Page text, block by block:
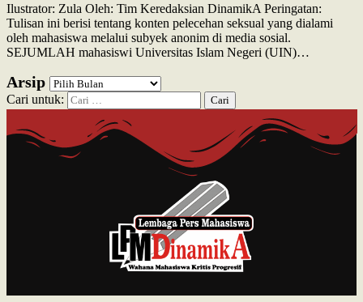
Ilustrator: Zula Oleh: Tim Keredaksian DinamikA Peringatan:
Tulisan ini berisi tentang konten pelecehan seksual yang dialami
oleh mahasiswa melalui subyek anonim di media sosial.
SEJUMLAH mahasiswi Universitas Islam Negeri (UIN)…
Arsip
Cari untuk: